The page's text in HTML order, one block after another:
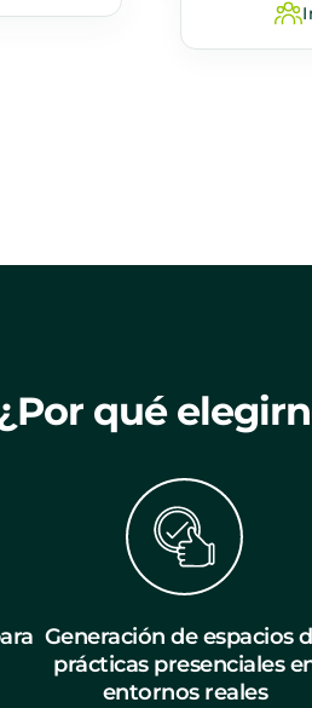
qué
Generación de espacios
prácticas presenciales
entornos reales